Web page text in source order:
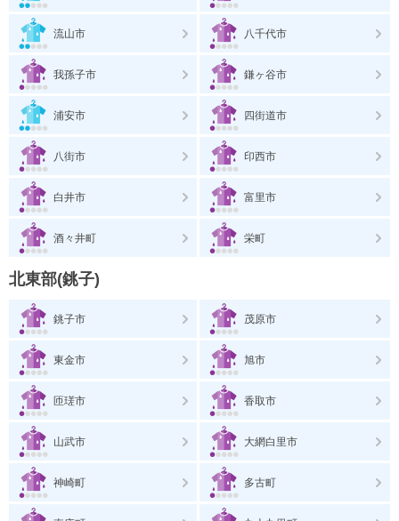
流山市 八千代市
我孫子市 鎌ヶ谷市
浦安市 四街道市
八街市 印西市
白井市 富里市
酒々井町 栄町
北東部(銚子)
銚子市 茂原市
東金市 旭市
匝瑳市 香取市
山武市 大網白里市
神崎町 多古町